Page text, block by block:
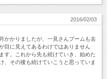
2016/02/03
かかりましたが、一見さんブームも去
目に見えてあるわけではありません
す。これから先も続けていき、始めた
、その後も続けていこうと思っていま